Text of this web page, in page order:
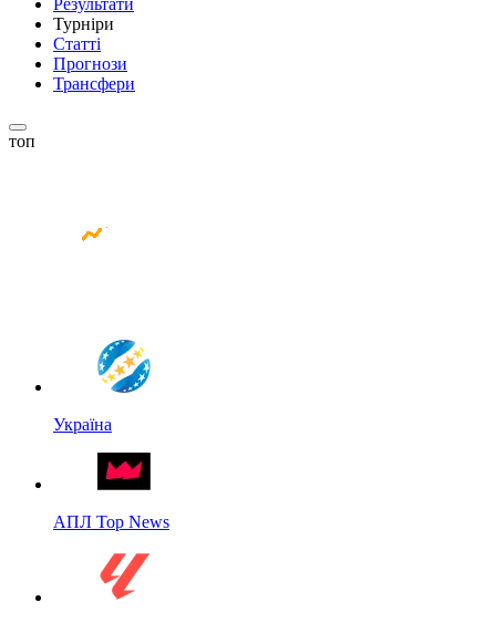
Результати
Турніри
Статті
Прогнози
Трансфери
топ
Україна
АПЛ Top News